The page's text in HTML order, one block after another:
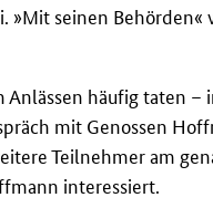
»Mit seinen Behörden«
häufig taten –
mit Genossen
Teilnehmer am
interessiert.